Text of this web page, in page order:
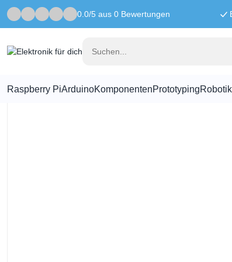
0.0/5 aus 0 Bewertungen
Raspberry PiArduinoKomponentenPrototypingRobotik
Startseite Prototyping Schrumpfschlauch Rot - 2,5mm